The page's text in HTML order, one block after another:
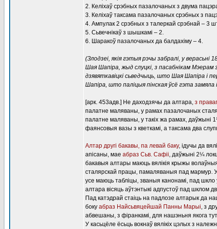
2. Келіхаў срэбных пазалочаных з двума
3. Келіхаў таксама пазалочаных срэбных з
4. Ампулак 2 срэбных з талеркай срэбнай – 3
5. Сьвечнікаў з шышкамі – 2.
6. Шаракоў пазалочаных да балдахіму – 4.
(Злодзеі, якія гэтыя рэчы забралі, у
Шая Шапіра, жыд слуцкі, з пасабнікам Мэерам
дзявяткавіцкі сьведчыць, што Шая Шапіра і
Шапіра, што паліцыя пінская ўсё гэта замяла
[арк. 453адв.] Не даходзячы да алтара, з
палатне маляваны, у рамах пазалочаных
палатне маляваны, у такіх жа рамах, даўжыні
фаянсовыя вазы з кветкамі, а таксама два
Алтар другі бакавы, па левай баку, ідучы да
апісаны, мае абраз Сьв. Сафіі, даўжыні 2¼
бакавыя алтары маюць вялікія крыжы
сталярскай працы, памаляваныя пад мармур.
усе маюць табліцы, званыя канонамі, пад
алтара вісяць аўтэнтыкі адпустоў пад шклом
Пад катэдрай стаіць на падлозе алтарык да
боку абраз Найсьвяцейшай Панны Марыі, з
абвешаны, з фіранкамі, для нашэньня якога
У касьцёле ёсьць вокнаў вялікіх цэлых з